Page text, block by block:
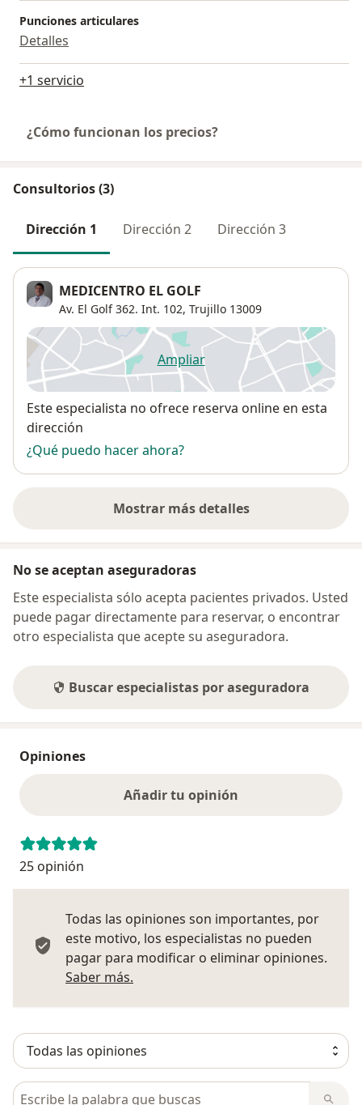
Punciones articulares
Detalles
+1 servicio
¿Cómo funcionan los precios?
Consultorios (3)
Dirección 1 Dirección 2 Dirección 3
MEDICENTRO EL GOLF
Av. El Golf 362. Int. 102, Trujillo 13009
Ampliarse abre en una nueva
Disponibilidad
Este especialista no ofrece reserva online en esta
dirección
¿Qué puedo hacer ahora?
Mostrar más detalles
sobre la dirección
No se aceptan aseguradoras
Este especialista sólo acepta pacientes privados. Usted
puede pagar directamente para reservar, o encontrar
otro especialista que acepte su aseguradora.
Buscar especialistas por aseguradora
Opiniones
Añadir tu opinión
25 opinión
Todas las opiniones son importantes, por
este motivo, los especialistas no pueden
pagar para modificar o eliminar opiniones.
Saber más.
Busca en opiniones